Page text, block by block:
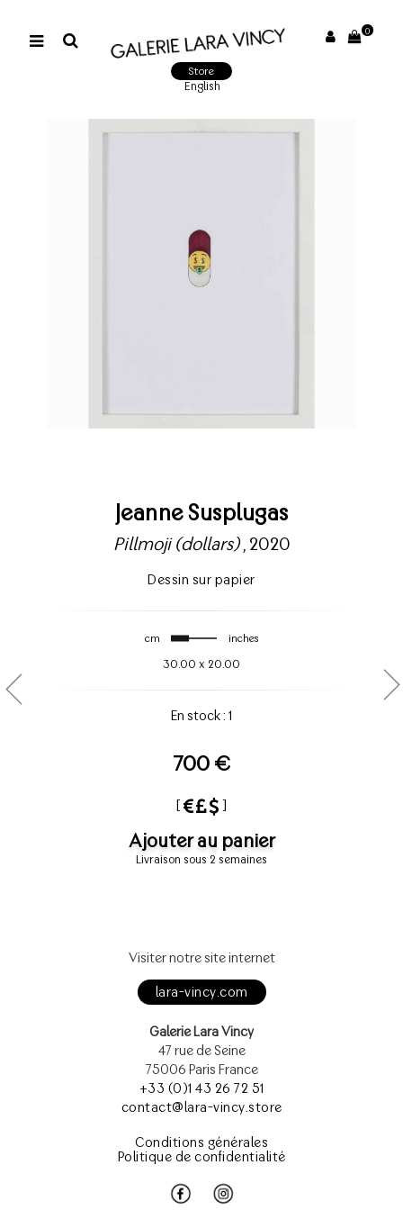
0
Store
English
Jeanne Susplugas
Pillmoji (dollars), 2020
Dessin sur papier
cm inches
30.00 x 20.00
En stock : 1
700 €
[ ]
Ajouter au panier
Livraison sous 2 semaines
Visiter notre site internet
lara-vincy.com
Galerie Lara Vincy
47 rue de Seine
75006 Paris France
+33 (0)1 43 26 72 51
contact@lara-vincy.store
Conditions générales
Politique de confidentialité